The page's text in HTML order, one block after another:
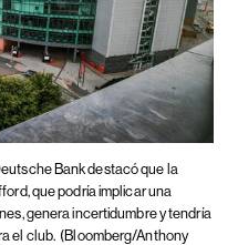
Bank destacó que la
que podría implicar una
genera incertidumbre y tendría
el club. (Bloomberg/Anthony